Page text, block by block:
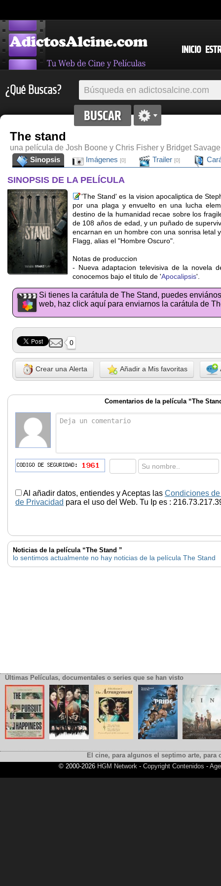
INICIO
¿Qué Buscas?
The stand
una película de Josh Boone y Chris Fisher y Bridget
Sinopsis
Imágenes [0] Trailer [0]
SINOPSIS DE LA PELÍCULA
'The Stand' es la vision apocaliptica de
por una plaga y envuelto en una lucha
destino de la humanidad recae sobre los
de 108 años de edad, y un puñado de
encarnan en un hombre con una sonrisa letal
Flagg, alias el "Hombre Oscuro".
Notas de produccion
- Nueva adaptacion televisiva de la novela
conocemos bajo el titulo de 'Apocalipsis'.
Si tienes la carátula de The Stand, puedes
web, haz click aquí para enviarnos la carátula de
0
Crear una Alerta Añadir a Mis favoritas
Comentarios de la película “The
Al añadir datos, entiendes y Aceptas las Condiciones
de Privacidad para el uso del Web. Tu Ip es :
Noticias de la película “The Stand ”
lo sentimos actualmente no hay noticias de la película The Stand
Últimas Películas, documentales o series que se han visto
El cine, para algunos el septimo arte,
© 2000-2026 HGM Network- Copyright Contenidos -